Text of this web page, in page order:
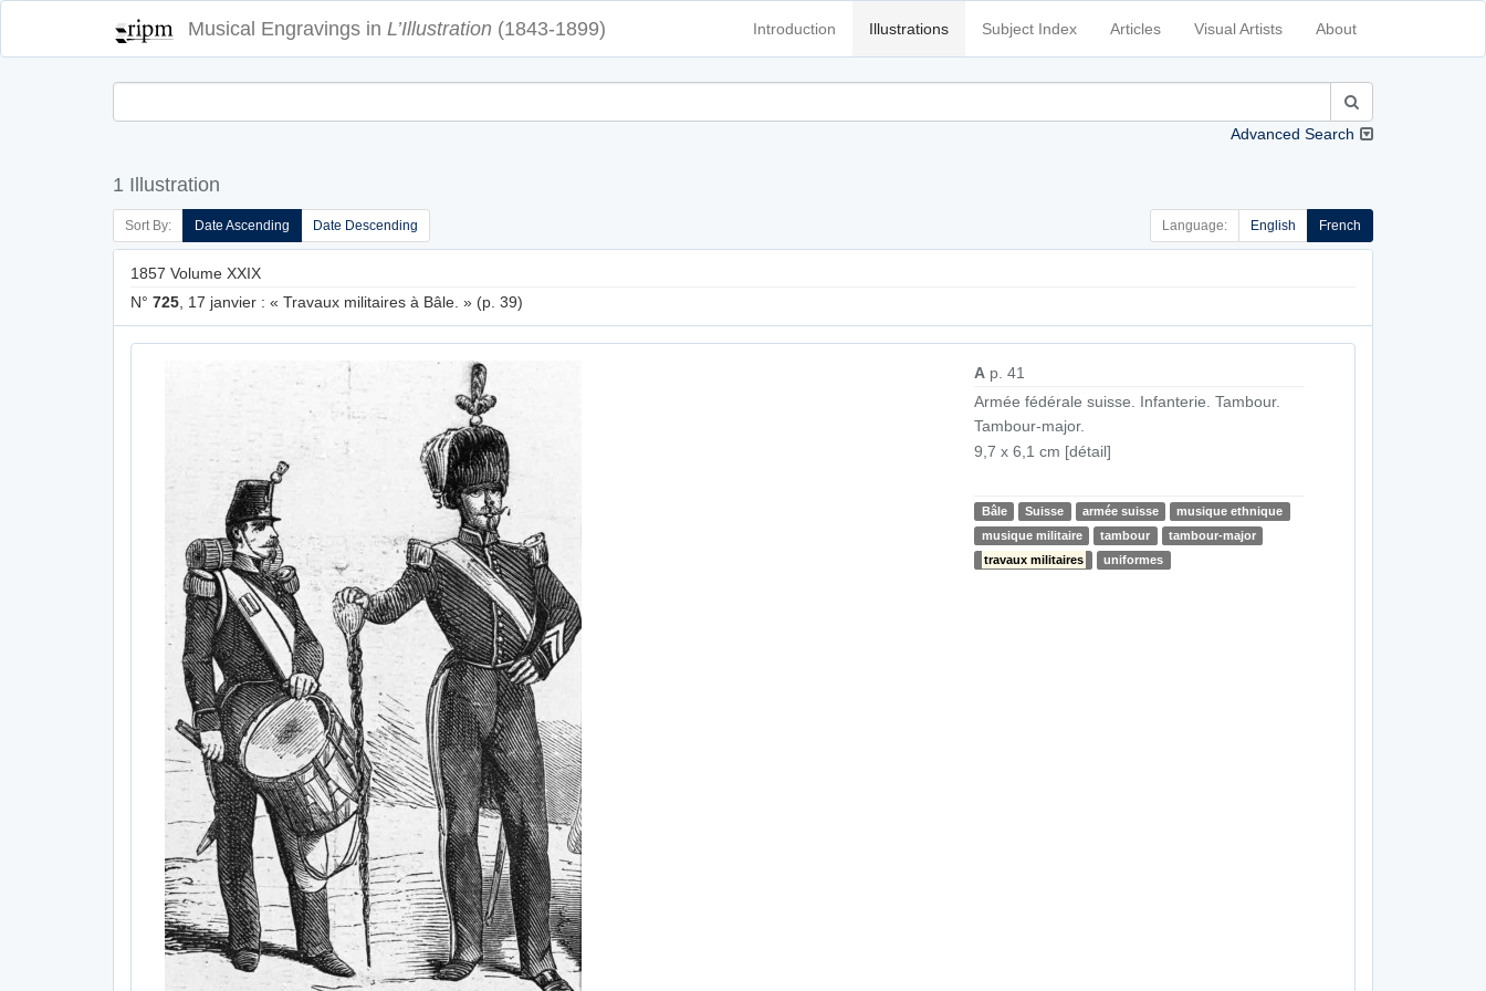
Musical Engravings in L’Illustration (1843-1899) Introduction Illustrations Subject Index Articles Visual Artists About
Advanced Search
1 Illustration
Sort By: Date Ascending Date Descending Language: English French
1857 Volume XXIX
N° 725 , 17 janvier : « Travaux militaires à Bâle. » (p. 39)
A p. 41
Armée fédérale suisse. Infanterie. Tambour.
Tambour-major.
9,7 x 6,1 cm [détail]
Bâle Suisse armée suisse
musique ethnique
musique militaire
tambour
tambour-major
travaux militaires
uniformes